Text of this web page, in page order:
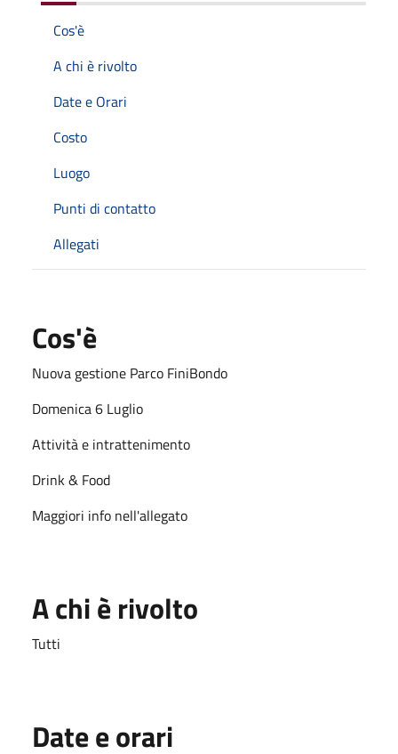
Cos'è
A chi è rivolto
Date e Orari
Costo
Luogo
Punti di contatto
Allegati
Cos'è
Nuova gestione Parco FiniBondo
Domenica 6 Luglio
Attività e intrattenimento
Drink & Food
Maggiori info nell'allegato
A chi è rivolto
Tutti
Date e orari